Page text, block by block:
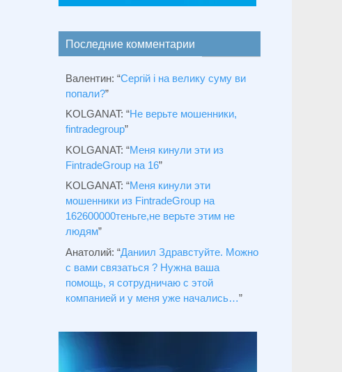
Последние комментарии
Валентин: “Сергій і на велику суму ви
попали?”
KOLGANAT: “Не верьте мошенники,
fintradegroup”
KOLGANAT: “Меня кинули эти из
FintradeGroup на 16”
KOLGANAT: “Меня кинули эти
мошенники из FintradeGroup на
162600000теньге,не верьте этим не
людям”
Анатолий: “Даниил Здравстуйте. Можно
с вами связаться ? Нужна ваша
помощь, я сотрудничаю с этой
компанией и у меня уже начались…”